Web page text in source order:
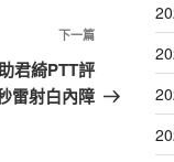
下
一
篇
下一篇
君綺PTT評
雷射白內障